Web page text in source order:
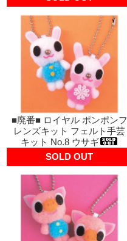
■廃番■ ロイヤル ポンポンフ
レンズキット フェルト手芸
キット No.8 ウサギ
SOLD OUT